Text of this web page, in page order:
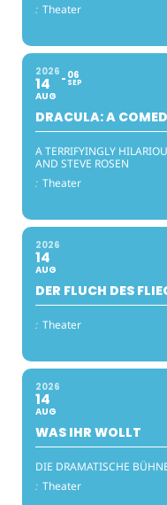
: Theater
2026
14
AUG
06
SEP
DRACULA: A
A TERRIFYINGLY
AND STEVE ROSEN
: Theater
2026
14
AUG
DER FLUCH DES
: Theater
2026
14
AUG
WAS IHR WOLLT
DIE DRAMATISCHE
: Theater